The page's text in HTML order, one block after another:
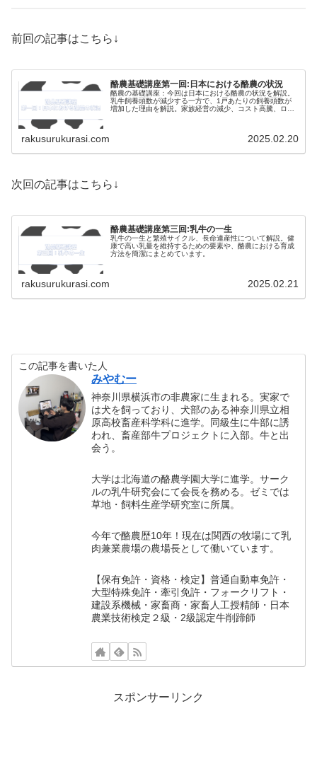
前回の記事はこちら↓
酪農基礎講座第一回:日本における酪農の状況
酪農の基礎講座：今回は日本における酪農の状況を解説。
乳牛飼養頭数が減少する一方で、1戸あたりの飼養頭数が
増加した理由を解説。家族経営の減少、コスト高騰、ロボ
rakusurukurasi.com 2025.02.20
次回の記事はこちら↓
酪農基礎講座第三回:乳牛の一生
乳牛の一生と繁殖サイクル、長命連産性について解説。健
康で高い乳量を維持するための要素や、酪農における育成
方法を簡潔にまとめています。
rakusurukurasi.com 2025.02.21
この記事を書いた人
みやむー
神奈川県横浜市の非農家に生まれる。実家で
は犬を飼っており、犬部のある神奈川県立相
原高校畜産科学科に進学。同級生に牛部に誘
われ、畜産部牛プロジェクトに入部。牛と出
会う。
大学は北海道の酪農学園大学に進学。サーク
ルの乳牛研究会にて会長を務める。ゼミでは
草地・飼料生産学研究室に所属。
今年で酪農歴10年！現在は関西の牧場にて乳
肉兼業農場の農場長として働いています。
【保有免許・資格・検定】普通自動車免許・
大型特殊免許・牽引免許・フォークリフト・
建設系機械・家畜商・家畜人工授精師・日本
農業技術検定２級・2級認定牛削蹄師
スポンサーリンク